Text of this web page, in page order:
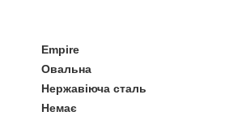
Empire
Овальна
Нержавіюча сталь
Немає